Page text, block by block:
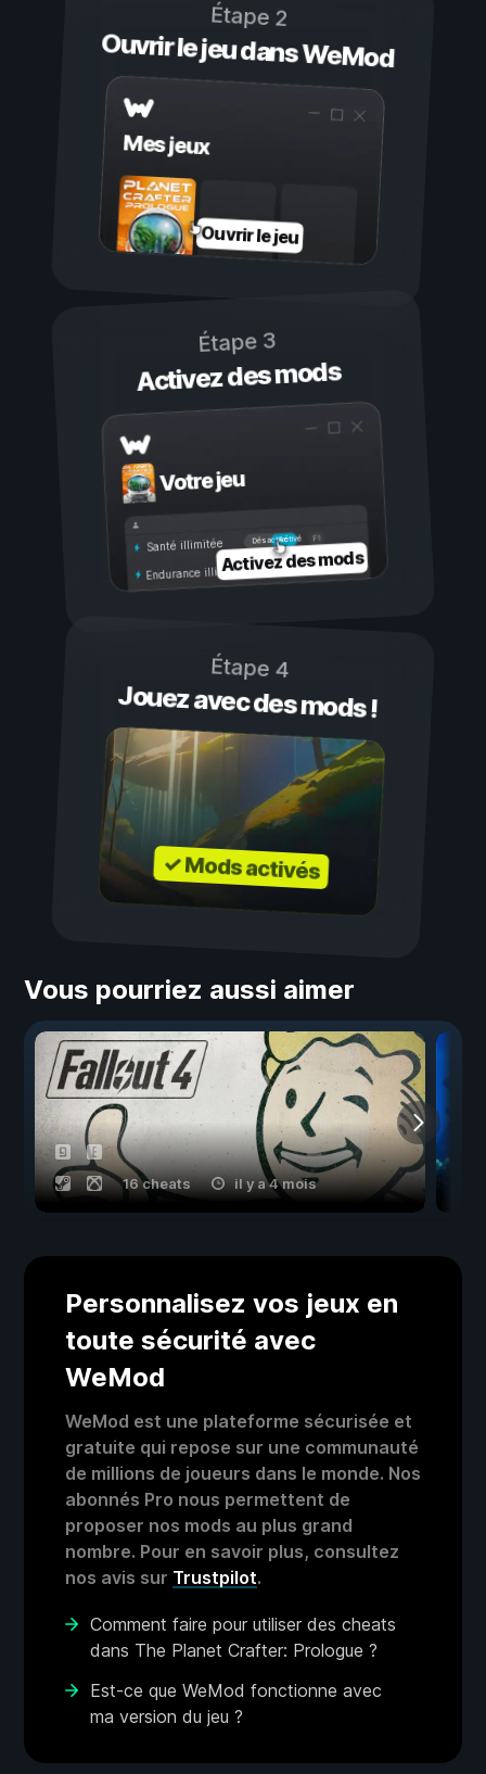
Étape 2
Ouvrir le jeu dans WeMod
Mes jeux
Ouvrir le jeu
Étape 3
Activez des mods
Votre jeu
Activé
Désactivé
Santé illimitée
Endurance illimitéeActivez des mods
Étape 4
Jouez avec des mods !
✓ Mods activés
Vous pourriez aussi aimer
16 cheats il y a 4 mois
Personnalisez vos jeux en
toute sécurité avec
WeMod
WeMod est une plateforme sécurisée et
gratuite qui repose sur une communauté
de millions de joueurs dans le monde. Nos
abonnés Pro nous permettent de
proposer nos mods au plus grand
nombre. Pour en savoir plus, consultez
nos avis sur Trustpilot.
Comment faire pour utiliser des cheats
dans The Planet Crafter: Prologue ?
Est-ce que WeMod fonctionne avec
ma version du jeu ?